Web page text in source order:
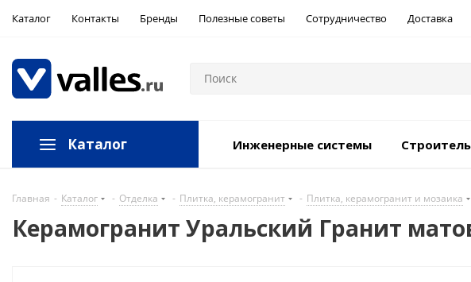
Каталог Контакты Бренды Полезные советы Сотрудничество Доставка
Каталог Инженерные системы
Главная - Каталог - Отделка - Плитка, керамогранит - Плитка, керамогранит и мозаика
Керамогранит Уральский Гранит